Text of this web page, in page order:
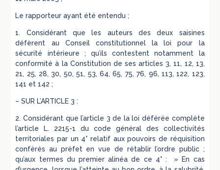
Le rapporteur ayant été entendu ;
1. Considérant que les auteurs des deux saisines
défèrent au Conseil constitutionnel la loi pour la
sécurité intérieure ; qu’ils contestent notamment la
conformité à la Constitution de ses articles 3, 11, 12, 13,
21, 25, 28, 30, 50, 51, 53, 64, 65, 75, 76, 96, 113, 122, 123,
141 et 142 ;
– SUR L’ARTICLE 3 :
2. Considérant que l’article 3 de la loi déférée complète
l’article L. 2215-1 du code général des collectivités
territoriales par un 4° relatif aux pouvoirs de réquisition
conférés au préfet en vue de rétablir l’ordre public ;
qu’aux termes du premier alinéa de ce 4° : » En cas